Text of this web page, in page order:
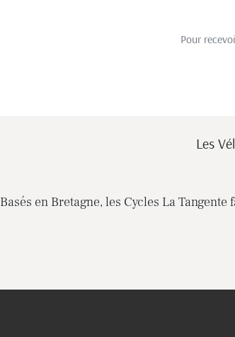
Pour
Les
Basés en Bretagne, les Cycles La